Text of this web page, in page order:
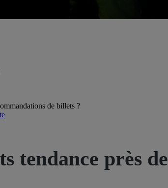
de billets ?
tendance près de